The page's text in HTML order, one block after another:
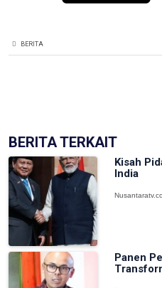
BERITA
BERITA TERKAIT
Kisah
India
Panen